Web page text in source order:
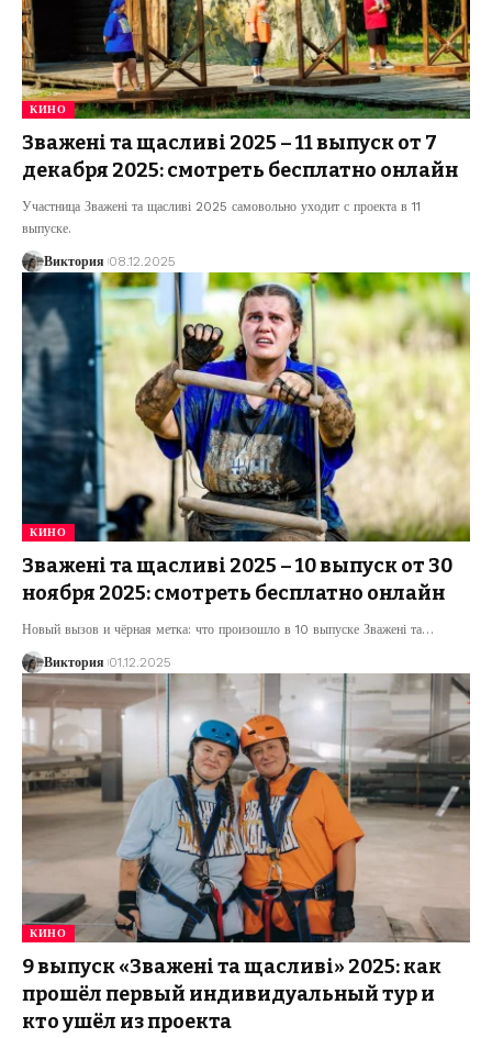
КИНО
Зважені та щасливі 2025 – 11 выпуск от 7
декабря 2025: смотреть бесплатно онлайн
Участница Зважені та щасливі 2025 самовольно уходит с проекта в 11
выпуске.
Виктория 08.12.2025
КИНО
Зважені та щасливі 2025 – 10 выпуск от 30
ноября 2025: смотреть бесплатно онлайн
Новый вызов и чёрная метка: что произошло в 10 выпуске Зважені та…
Виктория 01.12.2025
КИНО
9 выпуск «Зважені та щасливі» 2025: как
прошёл первый индивидуальный тур и
кто ушёл из проекта